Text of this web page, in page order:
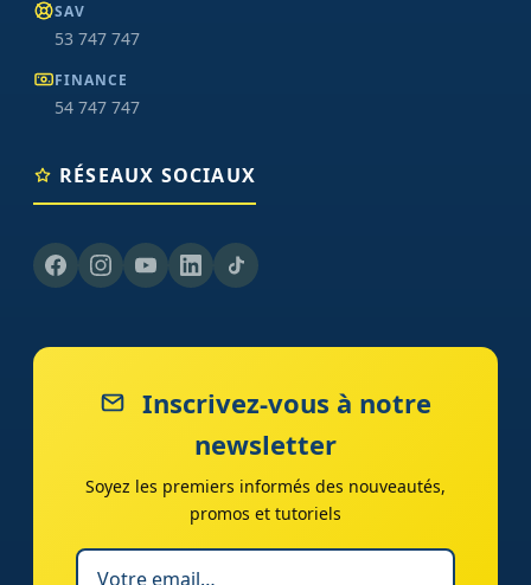
SAV
53 747 747
FINANCE
54 747 747
RÉSEAUX SOCIAUX
Inscrivez-vous à notre
newsletter
Soyez les premiers informés des nouveautés,
promos et tutoriels